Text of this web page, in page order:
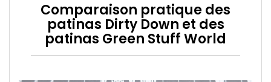
Comparaison pratique des
patinas Dirty Down et des
patinas Green Stuff World